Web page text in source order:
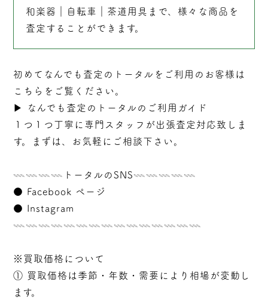
和楽器
自転車 茶道用具 まで、様々な商品を
査定することができます。
初めてなんでも査定のトータルをご利用のお客様は
こちらをご覧ください。
▶︎
なんでも査定のトータルのご利用ガイド
１つ１つ丁寧に専門スタッフが出張査定対応致しま
す。まずは、お気軽にご相談下さい。
𓇠𓇠𓇠𓇠トータルのSNS𓇠𓇠𓇠𓇠𓇠
● Facebook ページ
●
Instagram
𓇠𓇠𓇠𓇠𓇠𓇠𓇠𓇠𓇠𓇠𓇠𓇠𓇠𓇠𓇠
※買取価格について
① 買取価格は季節・年数・需要により相場が変動し
ます。